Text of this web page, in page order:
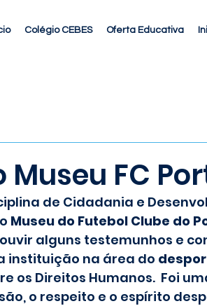
Colégio CEBES Oferta Educativa
FC
de Cidadania e
Museu do Futebol Clube do
alguns testemunhos e
instituição na área do
os Direitos Humanos.  Foi
o respeito e o espírito